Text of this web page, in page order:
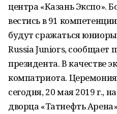
центра «Казань Экспо».
вестись в 91
будут сражаться
Russia Juniors, сообщает
президента. В качестве
компатриота.
сегодня, 20 мая 2019 г.,
дворца «Татнефть